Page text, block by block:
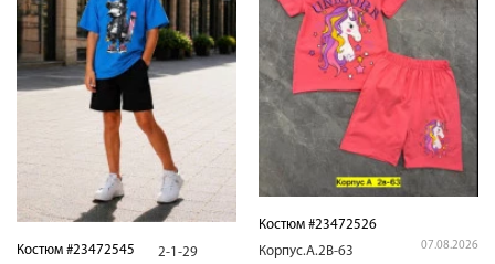
Костюм #23472545 2-1-29
Костюм #23472526
Корпус.А.2В-63
07.08.2026